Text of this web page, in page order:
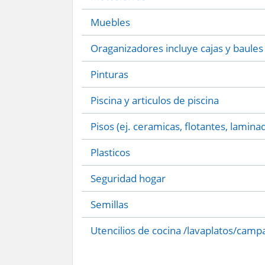
Muebles
Oraganizadores incluye cajas y baules
Pinturas
Piscina y articulos de piscina
Pisos (ej. ceramicas, flotantes,
Plasticos
Seguridad hogar
Semillas
Utencilios de cocina /lavaplatos/